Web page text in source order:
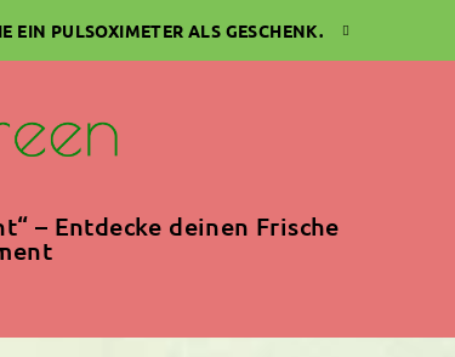
EIN PULSOXIMETER ALS GESCHENK.
– Entdecke deinen Frische